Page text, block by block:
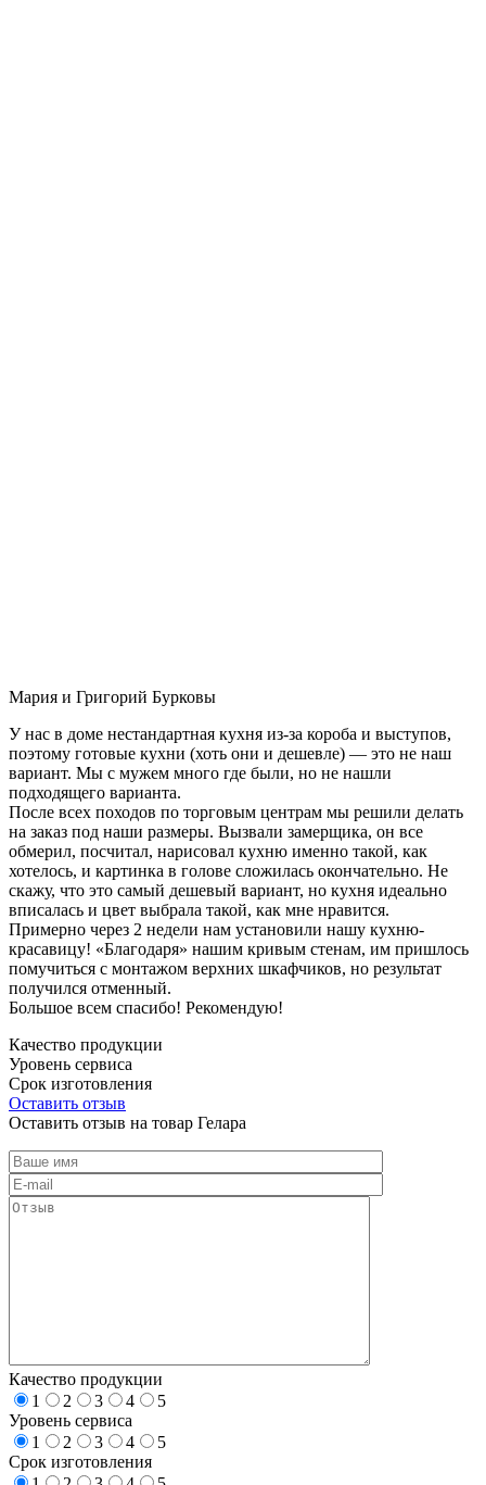
Мария и Григорий Бурковы
У нас в доме нестандартная кухня из-за короба и выступов,
поэтому готовые кухни (хоть они и дешевле) — это не наш
вариант. Мы с мужем много где были, но не нашли
подходящего варианта.
После всех походов по торговым центрам мы решили делать
на заказ под наши размеры. Вызвали замерщика, он все
обмерил, посчитал, нарисовал кухню именно такой, как
хотелось, и картинка в голове сложилась окончательно. Не
скажу, что это самый дешевый вариант, но кухня идеально
вписалась и цвет выбрала такой, как мне нравится.
Примерно через 2 недели нам установили нашу кухню-
красавицу! «Благодаря» нашим кривым стенам, им пришлось
помучиться с монтажом верхних шкафчиков, но результат
получился отменный.
Большое всем спасибо! Рекомендую!
Качество продукции
Уровень сервиса
Срок изготовления
Оставить отзыв
Оставить отзыв на товар Гелара
Качество продукции
1
2 3 4
5
Уровень сервиса
1
2 3 4
5
Срок изготовления